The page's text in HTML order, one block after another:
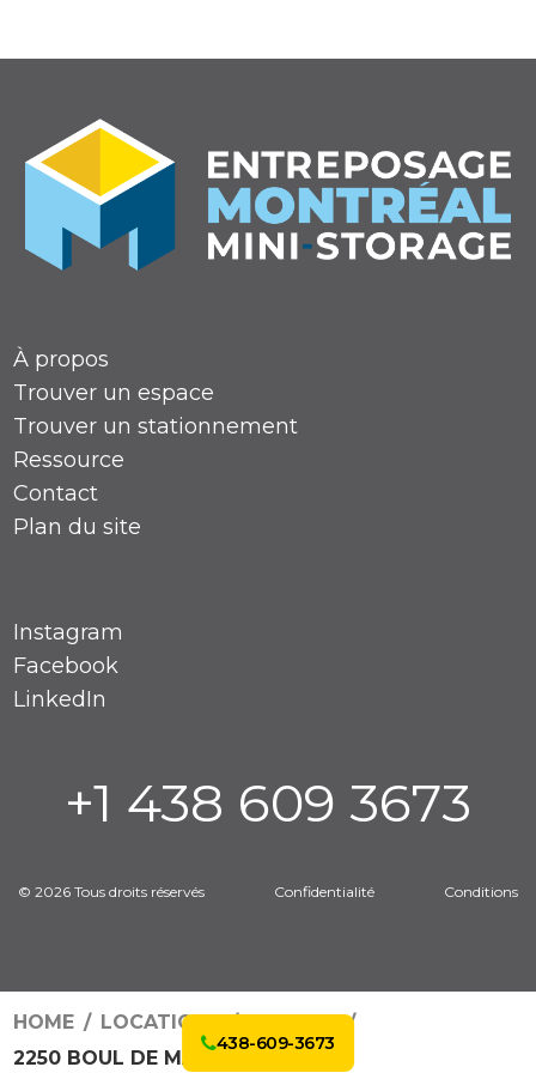
À propos
Trouver un espace
Trouver un stationnement
Ressource
Contact
Plan du site
Instagram
Facebook
LinkedIn
+1 438 609 3673
© 2026 Tous droits réservés Confidentialité Conditions
438-609-3673
HOME LOCATIONS
4062270
2250 BOUL DE MAISONNEUVE E